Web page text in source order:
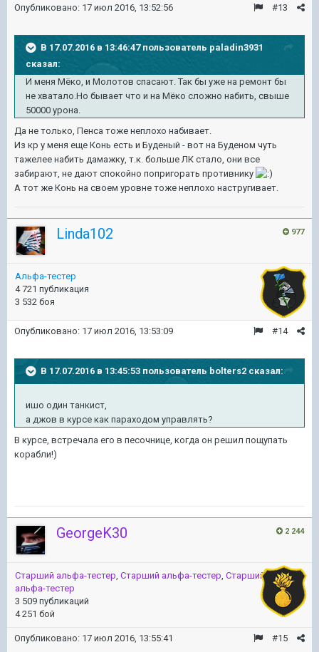
#13
Опубликовано: 17 июл 2016, 13:52:56
В 17.07.2016 в 13:46:47 пользователь paladin3931
сказал:
И меня Мёко, и Молотов спасают. Так бы уже на ремонт бы
не хватало.Но бывает что и на Мёко сложно набить, свыше
50000 урона.
Да не только, Пенса тоже неплохо набивает.
Из кр у меня еще Конь есть и Буденый - вот на Буденом чуть
тажелее набить дамажку, т.к. больше ЛК стало, они все
забирают, не дают спокойно попригорать противнику
А тот же Конь на своем уровне тоже неплохо настругивает.
977
Linda102
Альфа-тестер
4 721 публикация
3 532 боя
#14
Опубликовано: 17 июл 2016, 13:53:09
В 17.07.2016 в 13:45:53 пользователь bolters2 сказал:
ишо один танкист,
а джов в курсе как параходом управлять?
В курсе, встречала его в песочнице, когда он решил пощупать
корабли!)
2 244
GeorgeK30
Старший альфа-тестер Старший альфа-тестер Старший
альфа-тестер
3 509 публикаций
4 251 бой
#15
Опубликовано: 17 июл 2016, 13:55:41